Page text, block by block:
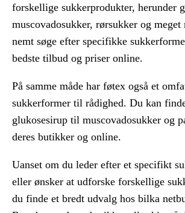
forskellige sukkerprodukter, herunder
muscovadosukker, rørsukker og meget
nemt søge efter specifikke
bedste tilbud og priser online.
På samme måde har føtex også et
sukkerformer til rådighed. Du kan
glukosesirup til muscovadosukker og
deres butikker og online.
Uanset om du leder efter et specifikt
eller ønsker at udforske forskellige
du finde et bredt udvalg hos bilka